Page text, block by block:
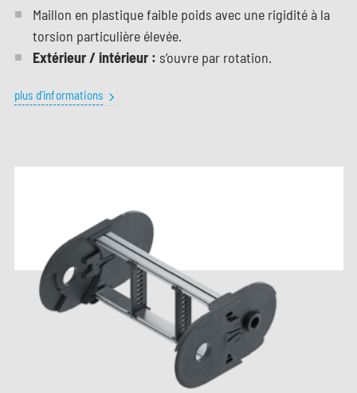
Maillon en plastique faible poids avec une rigidité à la
torsion particulière élevée.
Extérieur / intérieur : s’ouvre par rotation.
plus d'informations